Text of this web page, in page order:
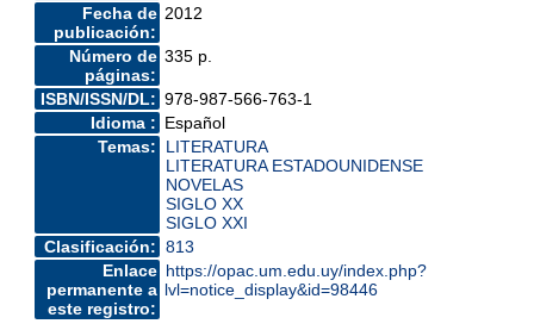
Fecha de
publicación:
2012
Número de
páginas:
335 p.
ISBN/ISSN/DL: 978-987-566-763-1
Idioma : Español
Temas:
LITERATURA
LITERATURA ESTADOUNIDENSE
NOVELAS
SIGLO XX
SIGLO XXI
Clasificación: 813
Enlace
permanente a
este registro:
https://opac.um.edu.uy/index.php?
lvl=notice_display&id=98446